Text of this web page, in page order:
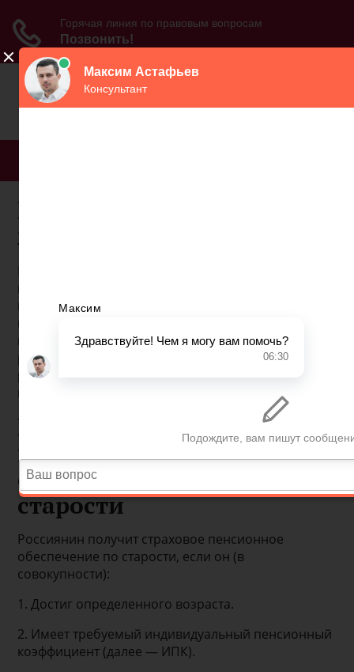
Пенсионный возраст для
женщин башкирия
повышения пенсионного возраста с 2019 года
представлена далее в статье - предполагает
получение работающими сейчас статуса
пенсионеров на несколько лет позже, чем было
ранее. При этом только повышением возраста
реформа не ограничилась. Обо всех
нововведениях узнайте из нашей статьи.
Как изменились общие
правила выхода на
страховую пенсию по
старости
Россиянин получит страховое пенсионное
обеспечение по старости, если он (в
совокупности):
1. Достиг определенного возраста.
2. Имеет требуемый индивидуальный пенсионный
коэффициент (далее — ИПК).